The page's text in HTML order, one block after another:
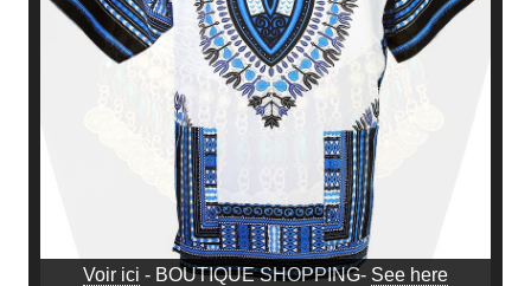
Voir ici - BOUTIQUE SHOPPING- See here